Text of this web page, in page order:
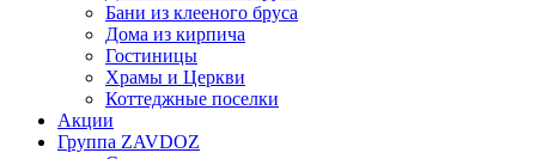
Бани из клееного бруса
Дома из кирпича
Гостиницы
Храмы и Церкви
Коттеджные поселки
Акции
Группа ZAVDOZ